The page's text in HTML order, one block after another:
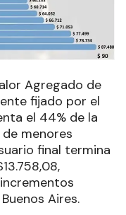
Agregado de
fijado por el
el 44% de la
menores
final termina
Aires.